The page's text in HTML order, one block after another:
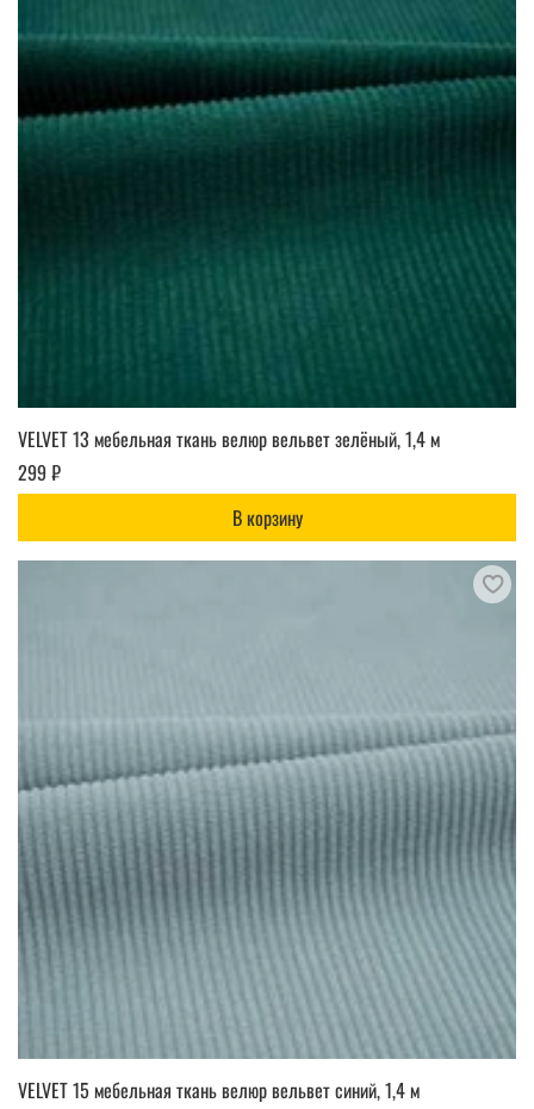
VELVET 13 мебельная ткань велюр вельвет зелёный, 1,4 м
299 ₽
В корзину
VELVET 15 мебельная ткань велюр вельвет синий, 1,4 м